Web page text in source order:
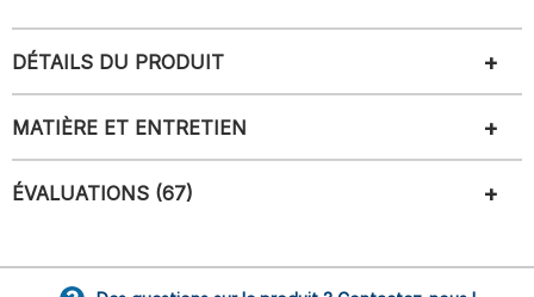
DÉTAILS DU PRODUIT
MATIÈRE ET ENTRETIEN
ÉVALUATIONS (67)